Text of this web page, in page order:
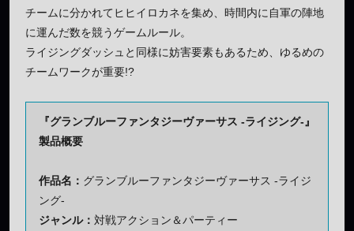
チームに分かれてヒヒイロカネを集め、時間内に自軍の陣地
に運んだ数を競うゲームルール。
ライジングダッシュと同様に妨害要素もあるため、ゆるめの
チームワークが重要!?
『グランブルーファンタジーヴァーサス -ライジング- 』
製品概要
作品名： グランブルーファンタジーヴァーサス -ライジ
ング-
ジャンル： 対戦アクション＆パーティー